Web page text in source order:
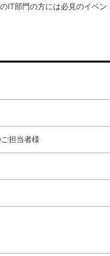
IT部門の方には必見のイベン
担当者様